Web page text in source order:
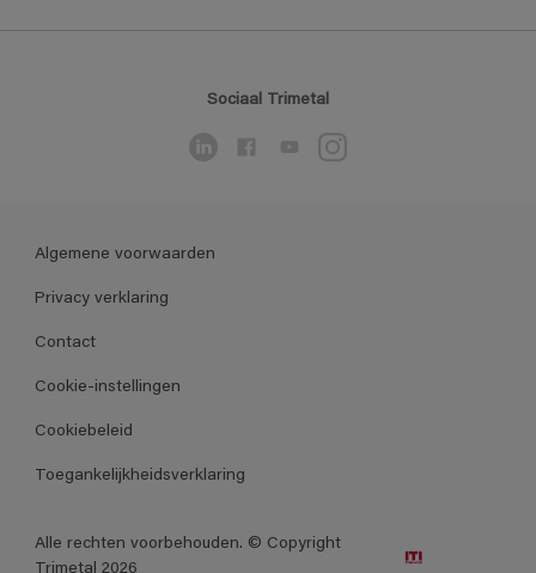
Sociaal Trimetal
Algemene voorwaarden
Privacy verklaring
Contact
Cookie-instellingen
Cookiebeleid
Toegankelijkheidsverklaring
Alle rechten voorbehouden. © Copyright
Trimetal 2026